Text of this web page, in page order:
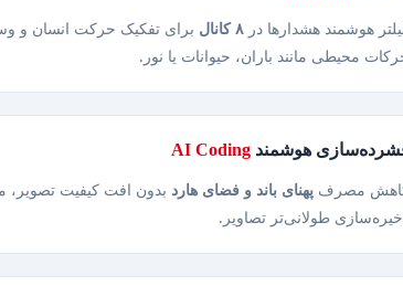
هوشمند هشدارها در ۸ کانال
برای تفکیک حرکت انسان و
محیطی مانند باران، حیوانات یا نور.
هوشمند AI Coding
مصرف پهنای باند و فضای هارد بدون افت کیفیت تصویر،
طولانی‌تر تصاویر.